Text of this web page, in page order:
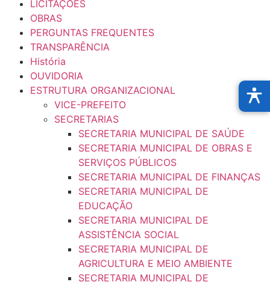
LICITAÇÕES
OBRAS
PERGUNTAS FREQUENTES
TRANSPARÊNCIA
História
OUVIDORIA
ESTRUTURA ORGANIZACIONAL
VICE-PREFEITO
SECRETARIAS
SECRETARIA MUNICIPAL DE SAÚDE
SECRETARIA MUNICIPAL DE OBRAS E
SERVIÇOS PÚBLICOS
SECRETARIA MUNICIPAL DE FINANÇAS
SECRETARIA MUNICIPAL DE
EDUCAÇÃO
SECRETARIA MUNICIPAL DE
ASSISTÊNCIA SOCIAL
SECRETARIA MUNICIPAL DE
AGRICULTURA E MEIO AMBIENTE
SECRETARIA MUNICIPAL DE